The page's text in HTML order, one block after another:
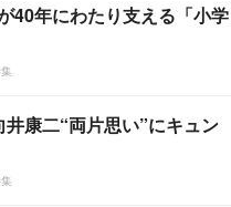
40年にわたり支える「小学
康二“両片思い”にキュン